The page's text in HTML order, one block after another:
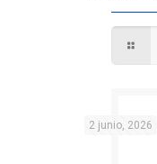
2 junio, 2026